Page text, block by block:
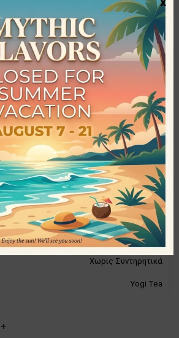
τσάγια με υπέροχες γεύσεις και
επιδράσεις στο ανθρώπινο σώμα.
αρχαία ολιστική θεραπευτική
παράγει βοτανικά μίγματα, που
του καταναλωτικού κοινού και
πιο απαιτητικούς! Με τη
και βοτάνων υψηλής
της πιο σύγχρονης τεχνολογίας
ποιοτικούς ελέγχους, τα τσάγια
εγγύηση για τους λάτρεις του είδους!
31gr
Vegan,Βιολογικό,Χωρίς Ζάχαρη,
Χωρίς Συντηρητικά
Yogi Tea